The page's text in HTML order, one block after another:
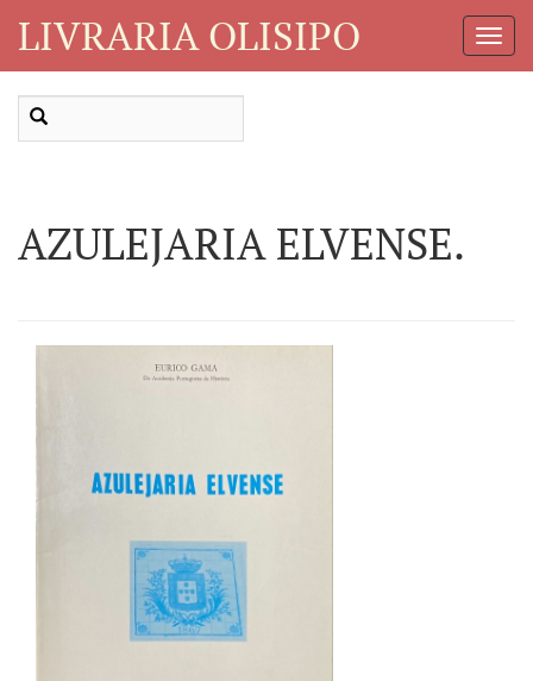
LIVRARIA OLISIPO
AZULEJARIA ELVENSE.